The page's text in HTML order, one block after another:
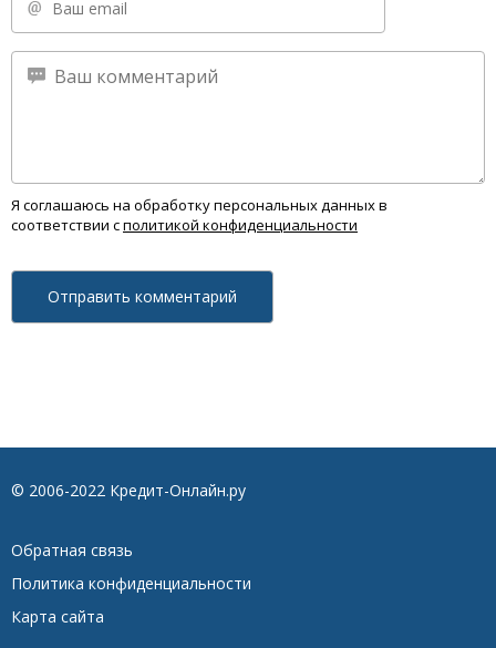
Я соглашаюсь на обработку персональных данных в
соответствии сполитикой конфиденциальности
© 2006-2022 Кредит-Онлайн.ру
Обратная связь
Политика конфиденциальности
Карта сайта